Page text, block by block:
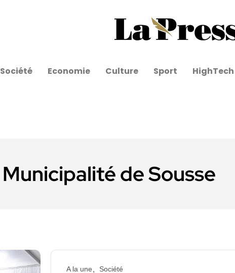
Société Economie Culture Sport HighTech
Municipalité de Sousse
A la une Société